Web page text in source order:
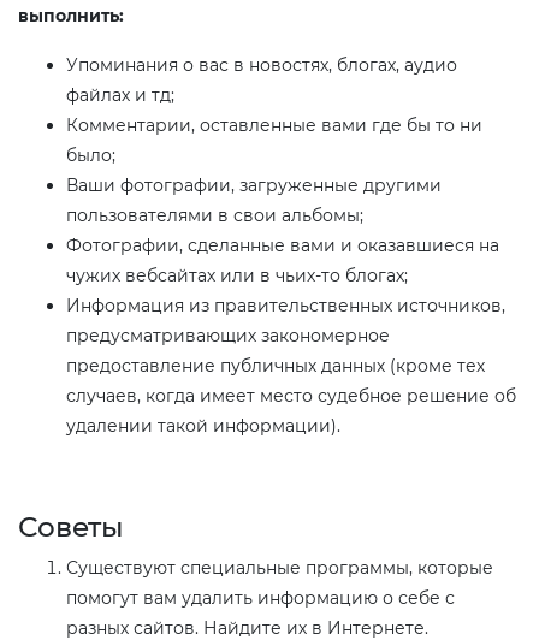
выполнить:
Упоминания о вас в новостях, блогах, аудио
файлах и тд;
Комментарии, оставленные вами где бы то ни
было;
Ваши фотографии, загруженные другими
пользователями в свои альбомы;
Фотографии, сделанные вами и оказавшиеся на
чужих вебсайтах или в чьих-то блогах;
Информация из правительственных источников,
предусматривающих закономерное
предоставление публичных данных (кроме тех
случаев, когда имеет место судебное решение об
удалении такой информации).
Советы​
Существуют специальные программы, которые
помогут вам удалить информацию о себе с
разных сайтов. Найдите их в Интернете.